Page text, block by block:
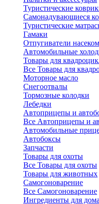
Туристические
Самонадувающиеся
Туристические
Гамаки
Отпугиватели
Автомобильные
Товары для
Все Товары для
Моторное масло
Снегоотвалы
Тормозные колодки
Лебедки
Автоприцепы и
Все Автоприцепы и
Автомобильные
Автобоксы
Запчасти
Товары для охоты
Все Товары для охоты
Товары для животных
Самогоноварение
Все Самогоноварение
Ингредиенты для